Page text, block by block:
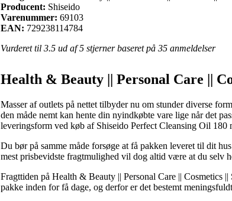
Producent: Shiseido
Varenummer: 69103
EAN: 729238114784
Vurderet til 3.5 ud af 5 stjerner baseret på 35 anmeldelser
Health & Beauty || Personal Care ||
Masser af outlets på nettet tilbyder nu om stunder diverse
den måde nemt kan hente din nyindkøbte vare lige når det
leveringsform ved køb af Shiseido Perfect Cleansing Oil 180
Du bør på samme måde forsøge at få pakken leveret til dit
mest prisbevidste fragtmulighed vil dog altid være at du selv
Fragttiden på Health & Beauty || Personal Care ||
pakke inden for få dage, og derfor er det bestemt